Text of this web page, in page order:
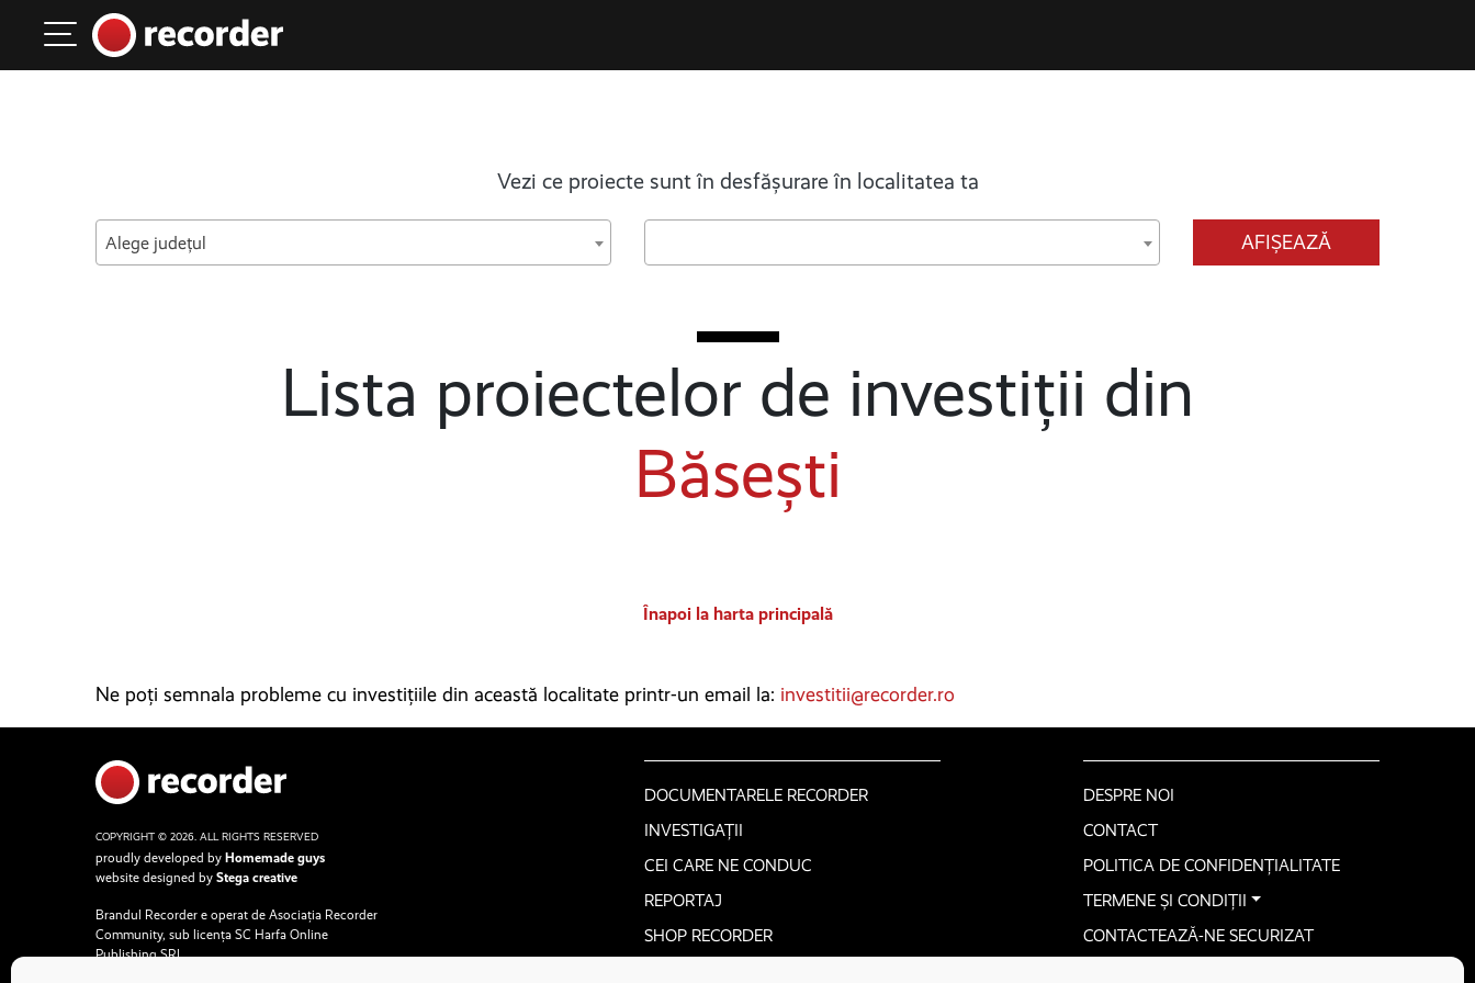
Main Navigation
Vezi ce proiecte sunt în desfășurare în localitatea ta
Alege județul AFIȘEAZĂ
Lista proiectelor de investiții din
Băsești
Înapoi la harta principală
Ne poți semnala probleme cu investițiile din această localitate printr-un email la: investitii@recorder.ro
COPYRIGHT © 2026. ALL RIGHTS RESERVED
proudly developed by Homemade guys
website designed by Stega creative
Brandul Recorder e operat de Asociația Recorder
Community, sub licența SC Harfa Online
Publishing SRL.
DOCUMENTARELE RECORDER
INVESTIGAȚII
CEI CARE NE CONDUC
REPORTAJ
SHOP RECORDER
DESPRE NOI
CONTACT
POLITICA DE CONFIDENȚIALITATE
TERMENE ȘI CONDIȚII
CONTACTEAZĂ-NE SECURIZAT